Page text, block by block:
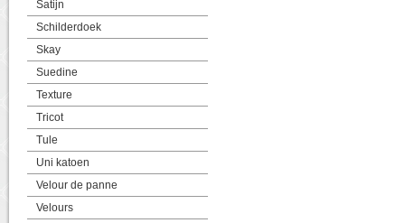
Satijn
Schilderdoek
Skay
Suedine
Texture
Tricot
Tule
Uni katoen
Velour de panne
Velours